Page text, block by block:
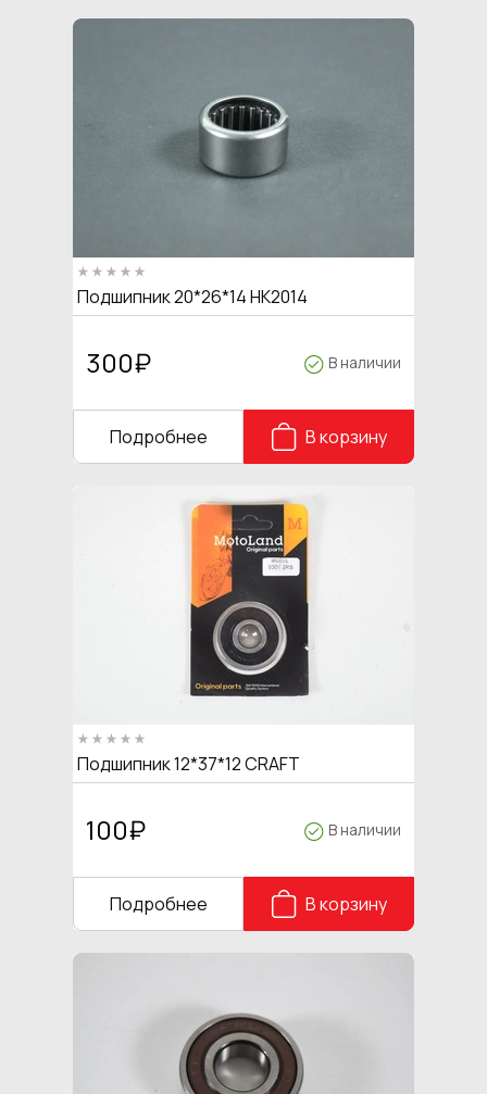
Подшипник 20*26*14 HK2014
300₽ В наличии
Подробнее В корзину
Подшипник 12*37*12 CRAFT
100₽ В наличии
Подробнее В корзину